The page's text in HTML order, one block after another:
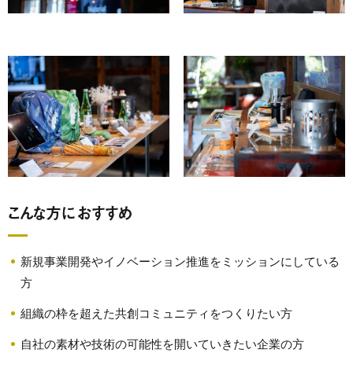
こんな方におすすめ
新規事業開発やイノベーション推進をミッションにしている
方
組織の枠を超えた共創コミュニティをつくりたい方
自社の素材や技術の可能性を開いていきたい企業の方